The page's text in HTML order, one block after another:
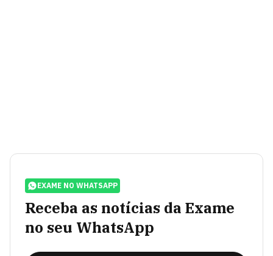
EXAME NO WHATSAPP
Receba as notícias da Exame
no seu WhatsApp